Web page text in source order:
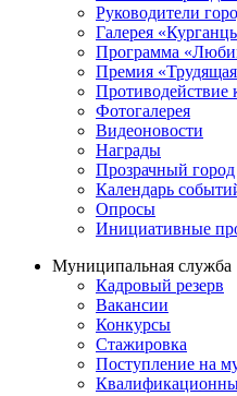
Руководители
Галерея
Программа
Премия
Противодействие
Фотогалерея
Видеоновости
Награды
Прозрачный город
Календарь
Опросы
Инициативные
Муниципальная служба
Кадровый резерв
Вакансии
Конкурсы
Стажировка
Поступление на